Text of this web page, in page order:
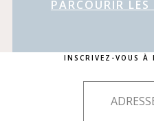
PARCOURIR
INSCRIVEZ-VOUS À